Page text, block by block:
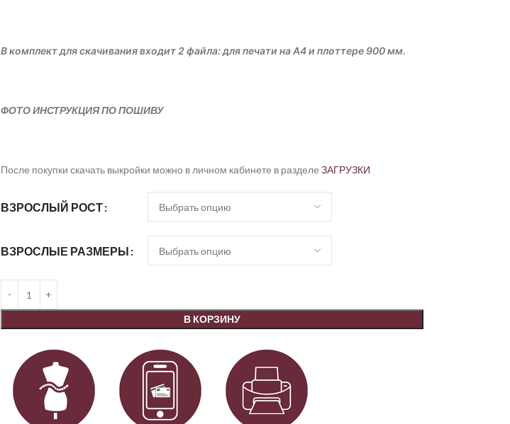
В комплект для скачивания входит 2 файла: для печати на А4 и плоттере 900 мм.
ФОТО ИНСТРУКЦИЯ ПО ПОШИВУ
После покупки скачать выкройки можно в личном кабинете в разделе ЗАГРУЗКИ
ВЗРОСЛЫЙ РОСТ
ВЗРОСЛЫЕ РАЗМЕРЫ
В КОРЗИНУ